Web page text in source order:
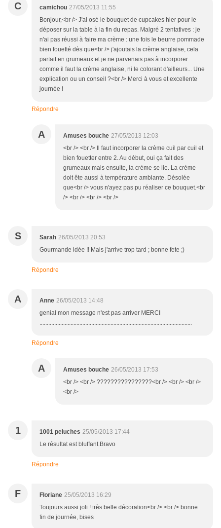
C camichou 27/05/2013 11:55
Bonjour,<br /> J'ai osé le bouquet de cupcakes hier pour le
déposer sur la table à la fin du repas. Malgré 2 tentatives : je
n'ai pas réussi à faire ma crème : une fois le beurre pommade
bien fouetté dès que<br /> j'ajoutais la crème anglaise, cela
partait en grumeaux et je ne parvenais pas à incorporer
comme il faut la crème anglaise, ni le colorant d'ailleurs... Une
explication ou un conseil ?<br /> Merci à vous et excellente
journée !
Répondre
A Amuses bouche 27/05/2013 12:03
<br /> <br /> Il faut incorporer la crème cuil par cuil et
bien fouetter entre 2. Au début, oui ça fait des
grumeaux mais ensuite, la crème se lie. La crème
doit ête aussi à température ambiante. Désolée
que<br /> vous n'ayez pas pu réaliser ce bouquet.<br
/> <br /> <br /> <br />
S Sarah 26/05/2013 20:53
Gourmande idée !! Mais j'arrive trop tard ; bonne fete ;)
Répondre
A Anne 26/05/2013 14:48
genial mon message n'est pas arriver MERCI
.......................................................................................................
Répondre
A Amuses bouche 26/05/2013 17:53
<br /> <br /> ????????????????<br /> <br /> <br />
<br />
1 1001 peluches 25/05/2013 17:44
Le résultat est bluffant.Bravo
Répondre
F Floriane 25/05/2013 16:29
Toujours aussi joli ! très belle décoration<br /> <br /> bonne
fin de journée, bises